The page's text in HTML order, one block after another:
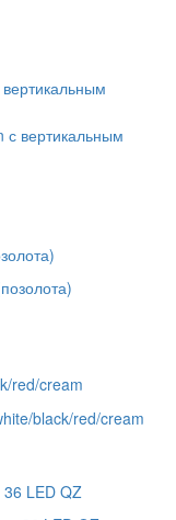
red/cream
LED QZ